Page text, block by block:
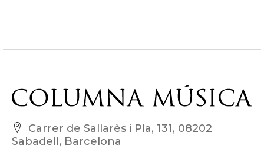
Carrer de Sallarès i Pla, 131, 08202
Sabadell, Barcelona